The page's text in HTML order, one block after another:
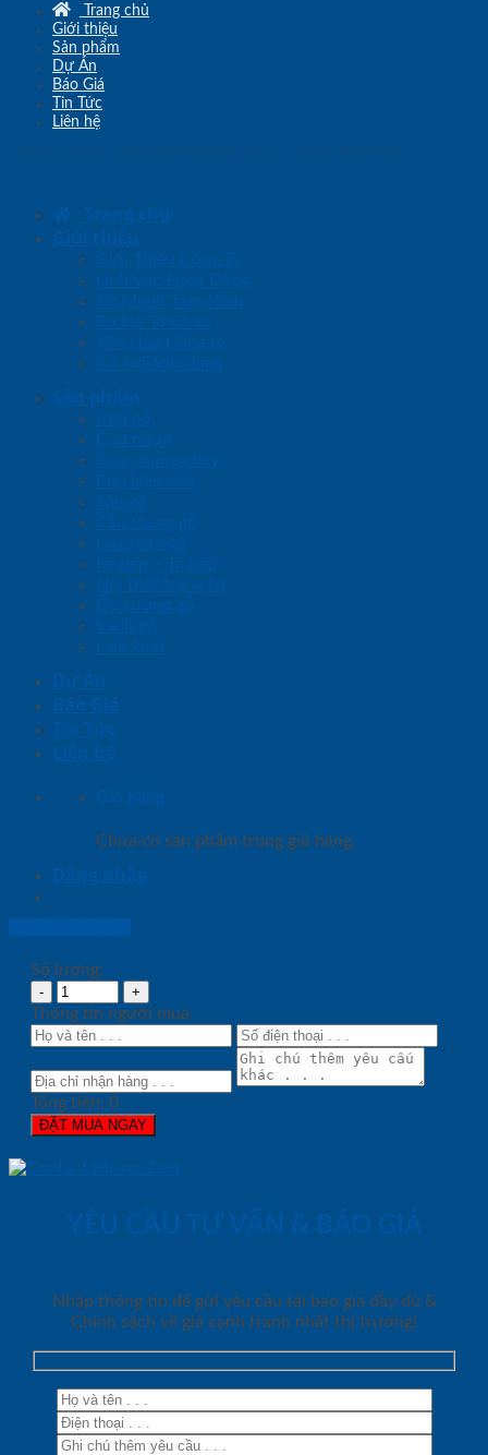
Trang chủ
Giới thiệu
Sản phẩm
Dự Án
Báo Giá
Tin Tức
Liên hệ
Trang chủ
Giới thiệu
Giới Thiệu Công Ty
Lĩnh Vực Hoạt Động
Sứ Mệnh Tầm Nhìn
Sơ Đồ Tổ Chức
Văn Hóa Công ty
Cơ Hội Việc Làm
Sản phẩm
Cửa gỗ
Cửa nhựa
Cửa chống cháy
Phụ kiện cửa
Sàn gỗ
Cầu thang gỗ
Giường ngủ
Kệ bếp – Tủ bếp
Nội thất trang trí
Ốp tường gỗ
Vách gỗ
Cửa kính
Dự Án
Báo Giá
Tin Tức
Liên hệ
Giỏ hàng
Chưa có sản phẩm trong giỏ hàng.
Đăng nhập
Số lượng:
Thông tin người mua
Tổng tiền: 0
ĐẶT MUA NGAY
YÊU CẦU TƯ VẤN & BÁO GIÁ
Nhập thông tin để gửi yêu cầu tải báo giá đầy đủ &
Chính sách về giá cạnh tranh nhất thị trường!